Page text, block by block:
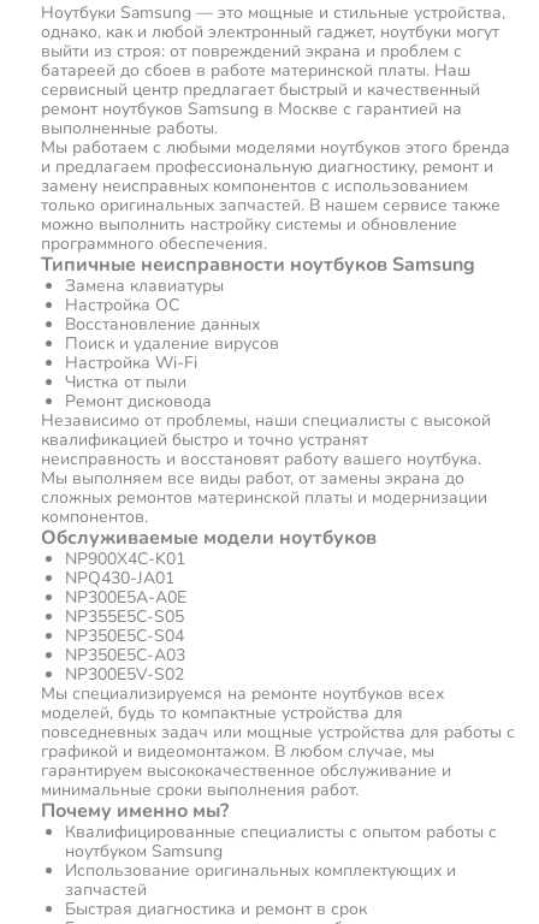
Ноутбуки Samsung — это мощные и стильные устройства,
однако, как и любой электронный гаджет, ноутбуки могут
выйти из строя: от повреждений экрана и проблем с
батареей до сбоев в работе материнской платы. Наш
сервисный центр предлагает быстрый и качественный
ремонт ноутбуков Samsung в Москве с гарантией на
выполненные работы.
Мы работаем с любыми моделями ноутбуков этого бренда
и предлагаем профессиональную диагностику, ремонт и
замену неисправных компонентов с использованием
только оригинальных запчастей. В нашем сервисе также
можно выполнить настройку системы и обновление
программного обеспечения.
Типичные неисправности ноутбуков Samsung
Замена клавиатуры
Настройка ОС
Восстановление данных
Поиск и удаление вирусов
Настройка Wi-Fi
Чистка от пыли
Ремонт дисковода
Независимо от проблемы, наши специалисты с высокой
квалификацией быстро и точно устранят
неисправность и восстановят работу вашего ноутбука.
Мы выполняем все виды работ, от замены экрана до
сложных ремонтов материнской платы и модернизации
компонентов.
Обслуживаемые модели ноутбуков
NP900X4C-K01
NPQ430-JA01
NP300E5A-A0E
NP355E5C-S05
NP350E5C-S04
NP350E5C-A03
NP300E5V-S02
Мы специализируемся на ремонте ноутбуков всех
моделей, будь то компактные устройства для
повседневных задач или мощные устройства для работы с
графикой и видеомонтажом. В любом случае, мы
гарантируем высококачественное обслуживание и
минимальные сроки выполнения работ.
Почему именно мы?
Квалифицированные специалисты с опытом работы с
ноутбуком Samsung
Использование оригинальных комплектующих и
запчастей
Быстрая диагностика и ремонт в срок